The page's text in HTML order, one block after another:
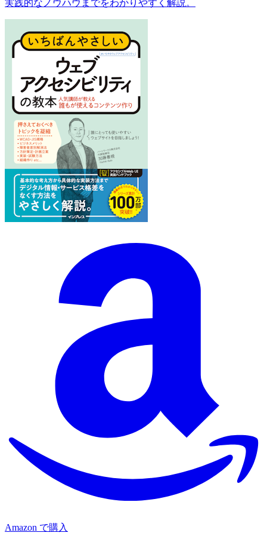
実践的なノウハウまでをわかりやすく解説。
Amazon で購入